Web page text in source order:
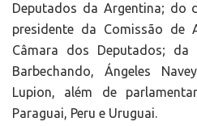
Deputados da Argentina; do
presidente da Comissão de
Câmara dos Deputados; da
Barbechando, Ángeles
Lupion, além de
Paraguai, Peru e Uruguai.